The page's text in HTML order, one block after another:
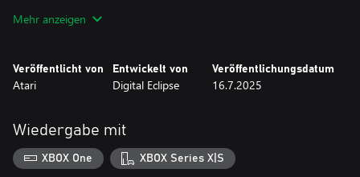
deine Schwungstärke und Schlagrichtung anpassen. Je nach
ÜBUNG MACHT DEN MEISTER
Musst du deine Fähigkeiten etwas aufpolieren? Im brandneuen
Übungsmodus hast du unbegrenzte Drives, Chips und Putts.
Und dank der neuen Mulligan-Funktion muss ein einzelner
schlechter Schlag nicht das Ende einer tollen Runde bedeuten.
Mehr anzeigen
Veröffentlicht von
Atari
Entwickelt von
Digital Eclipse
Veröffentlichungsdatum
16.7.2025
Wiedergabe mit
XBOX One XBOX Series X|S